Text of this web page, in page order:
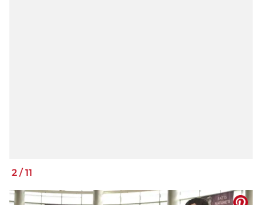
2 /11